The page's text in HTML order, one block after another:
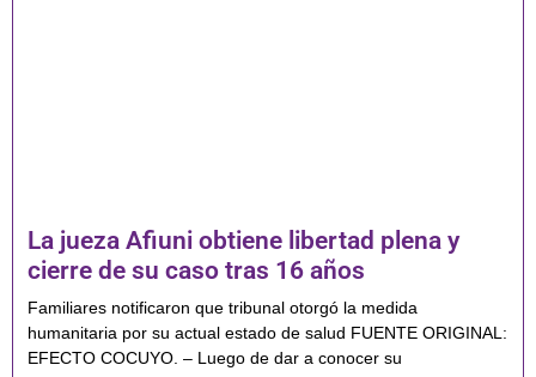
La jueza Afiuni obtiene libertad plena y
cierre de su caso tras 16 años
Familiares notificaron que tribunal otorgó la medida
humanitaria por su actual estado de salud FUENTE ORIGINAL:
EFECTO COCUYO. – Luego de dar a conocer su